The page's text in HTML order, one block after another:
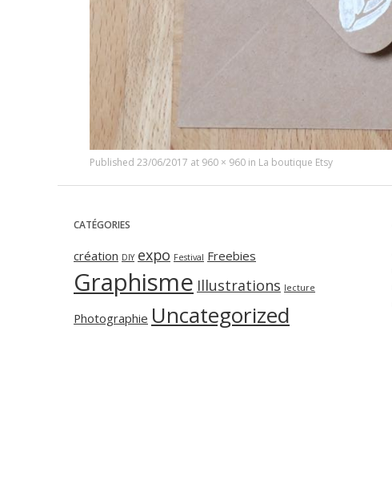
Published 23/06/2017 at 960 × 960 in La boutique Etsy
CATÉGORIES
création DIY expo Festival Freebies
Graphisme Illustrations lecture
Photographie Uncategorized